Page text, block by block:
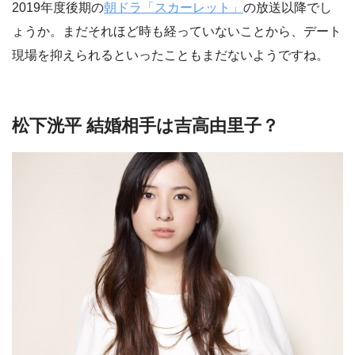
2019年度後期の朝ドラ「スカーレット」 の放送以降でし
ょうか。まだそれほど時も経っていないことから、デート
現場を抑えられるといったこともまだないようですね。
松下洸平 結婚相手は吉高由里子？